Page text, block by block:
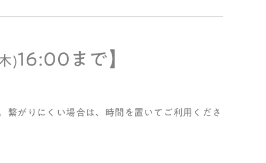
)16:00まで】
がりにくい場合は、時間を置いてご利用くださ